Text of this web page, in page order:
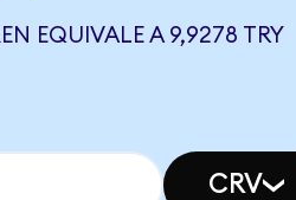
EQUIVALE A 9,9278 TRY
CRV